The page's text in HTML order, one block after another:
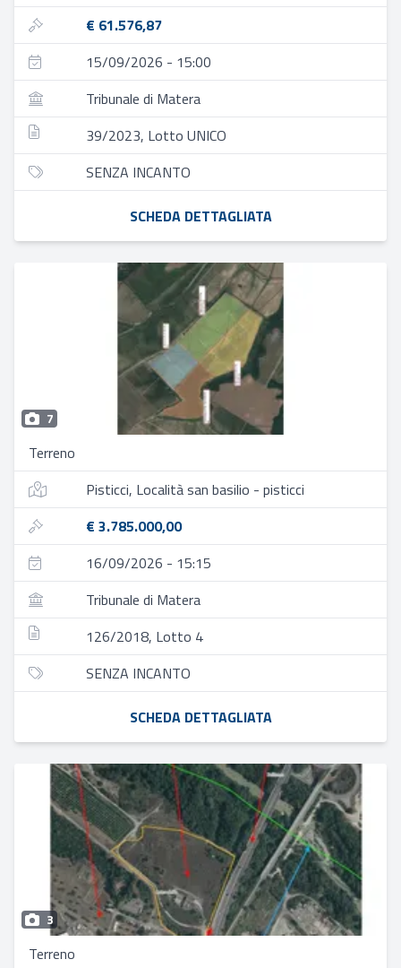
€ 61.576,87
15/09/2026 - 15:00
Tribunale di Matera
39/2023, Lotto UNICO
SENZA INCANTO
SCHEDA DETTAGLIATA
7
Terreno
Pisticci, Località san basilio - pisticci
€ 3.785.000,00
16/09/2026 - 15:15
Tribunale di Matera
126/2018, Lotto 4
SENZA INCANTO
SCHEDA DETTAGLIATA
3
Terreno